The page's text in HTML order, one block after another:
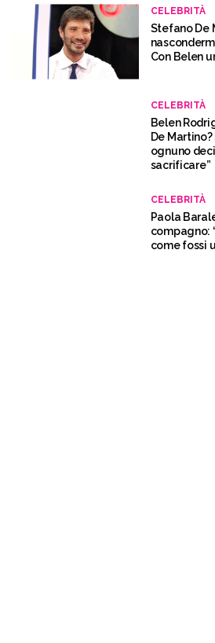
CELEBRITÀ
Stefano De
Con Belen
CELEBRITÀ
Belen
De
ognuno
sacrificare”
CELEBRITÀ
Paola
compagno:
come fossi